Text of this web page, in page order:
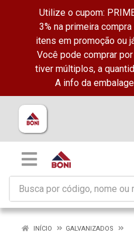
Utilize o cupom:
3% na primeira
itens em promoção ou
Você pode comprar
tiver múltiplos, a
A info da
INÍCIO
GALVANIZADOS